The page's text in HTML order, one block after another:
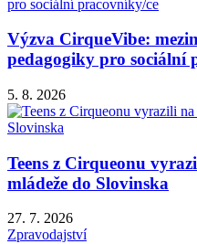
Výzva CirqueVibe:
pedagogiky pro sociální
5. 8. 2026
Teens z Cirqueonu
mládeže do Slovinska
27. 7. 2026
Zpravodajství